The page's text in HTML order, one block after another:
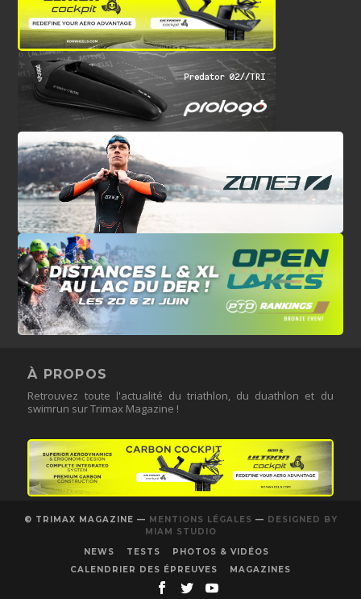
À PROPOS
Retrouvez toute l'actualité du triathlon, du duathlon et du
swimrun sur Trimax Magazine !
© TRIMAX MAGAZINE — MENTIONS LÉGALES — DESIGNED BY
MIAM STUDIO
NEWS
TESTS
PHOTOS & VIDÉOS
CALENDRIER DES ÉPREUVES
MAGAZINES